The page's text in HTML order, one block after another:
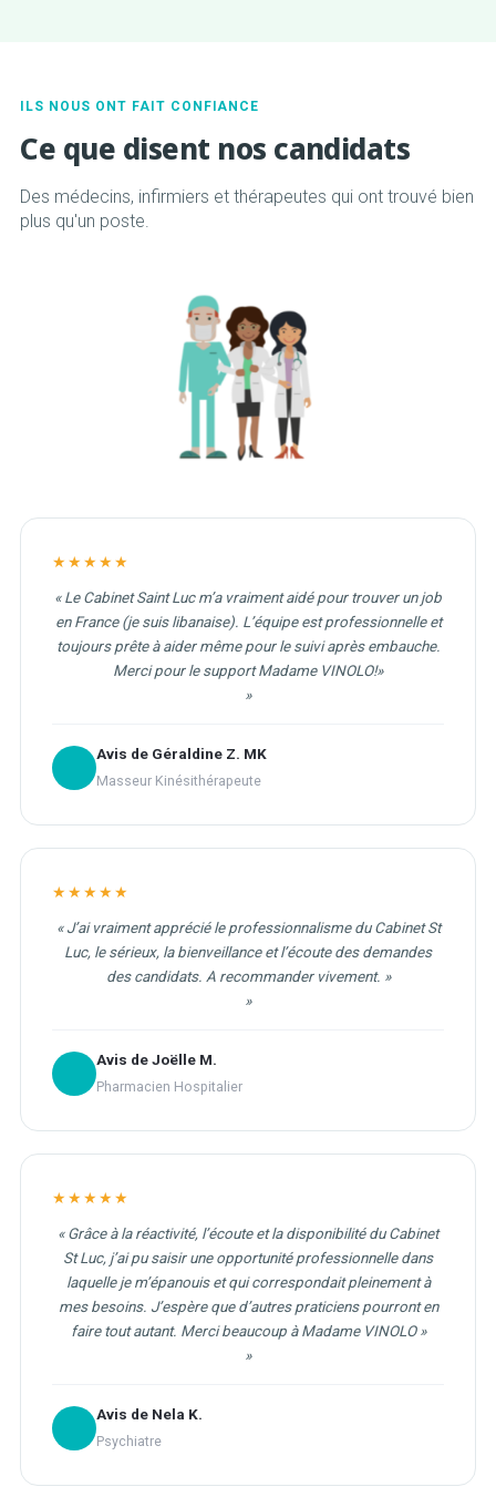
ILS NOUS ONT FAIT CONFIANCE
Ce que disent nos candidats
Des médecins, infirmiers et thérapeutes qui ont trouvé bien
plus qu'un poste.
★★★★★
« Le Cabinet Saint Luc m’a vraiment aidé pour trouver un job
en France (je suis libanaise). L’équipe est professionnelle et
toujours prête à aider même pour le suivi après embauche.
Merci pour le support Madame VINOLO!»
Avis de Géraldine Z. MK
Masseur Kinésithérapeute
★★★★★
« J’ai vraiment apprécié le professionnalisme du Cabinet St
Luc, le sérieux, la bienveillance et l’écoute des demandes
des candidats. A recommander vivement. »
Avis de Joëlle M.
Pharmacien Hospitalier
★★★★★
« Grâce à la réactivité, l’écoute et la disponibilité du Cabinet
St Luc, j’ai pu saisir une opportunité professionnelle dans
laquelle je m’épanouis et qui correspondait pleinement à
mes besoins. J’espère que d’autres praticiens pourront en
faire tout autant. Merci beaucoup à Madame VINOLO »
Avis de Nela K.
Psychiatre